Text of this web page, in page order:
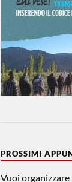
PROSSIMI
Vuoi